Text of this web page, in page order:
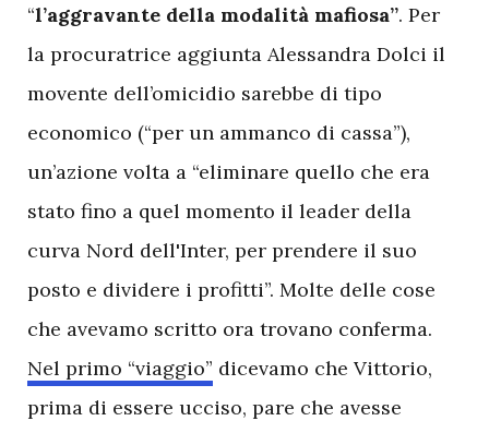
“l’aggravante della modalità mafiosa”. Per
la procuratrice aggiunta Alessandra Dolci il
movente dell’omicidio sarebbe di tipo
economico (“per un ammanco di cassa”),
un’azione volta a “eliminare quello che era
stato fino a quel momento il leader della
curva Nord dell'Inter, per prendere il suo
posto e dividere i profitti”. Molte delle cose
che avevamo scritto ora trovano conferma.
Nel primo “viaggio” dicevamo che Vittorio,
prima di essere ucciso, pare che avesse